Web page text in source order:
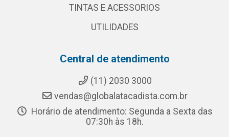
TINTAS E ACESSORIOS
UTILIDADES
Central de atendimento
(11) 2030 3000
vendas@globalatacadista.com.br
Horário de atendimento: Segunda a Sexta das
07:30h às 18h.